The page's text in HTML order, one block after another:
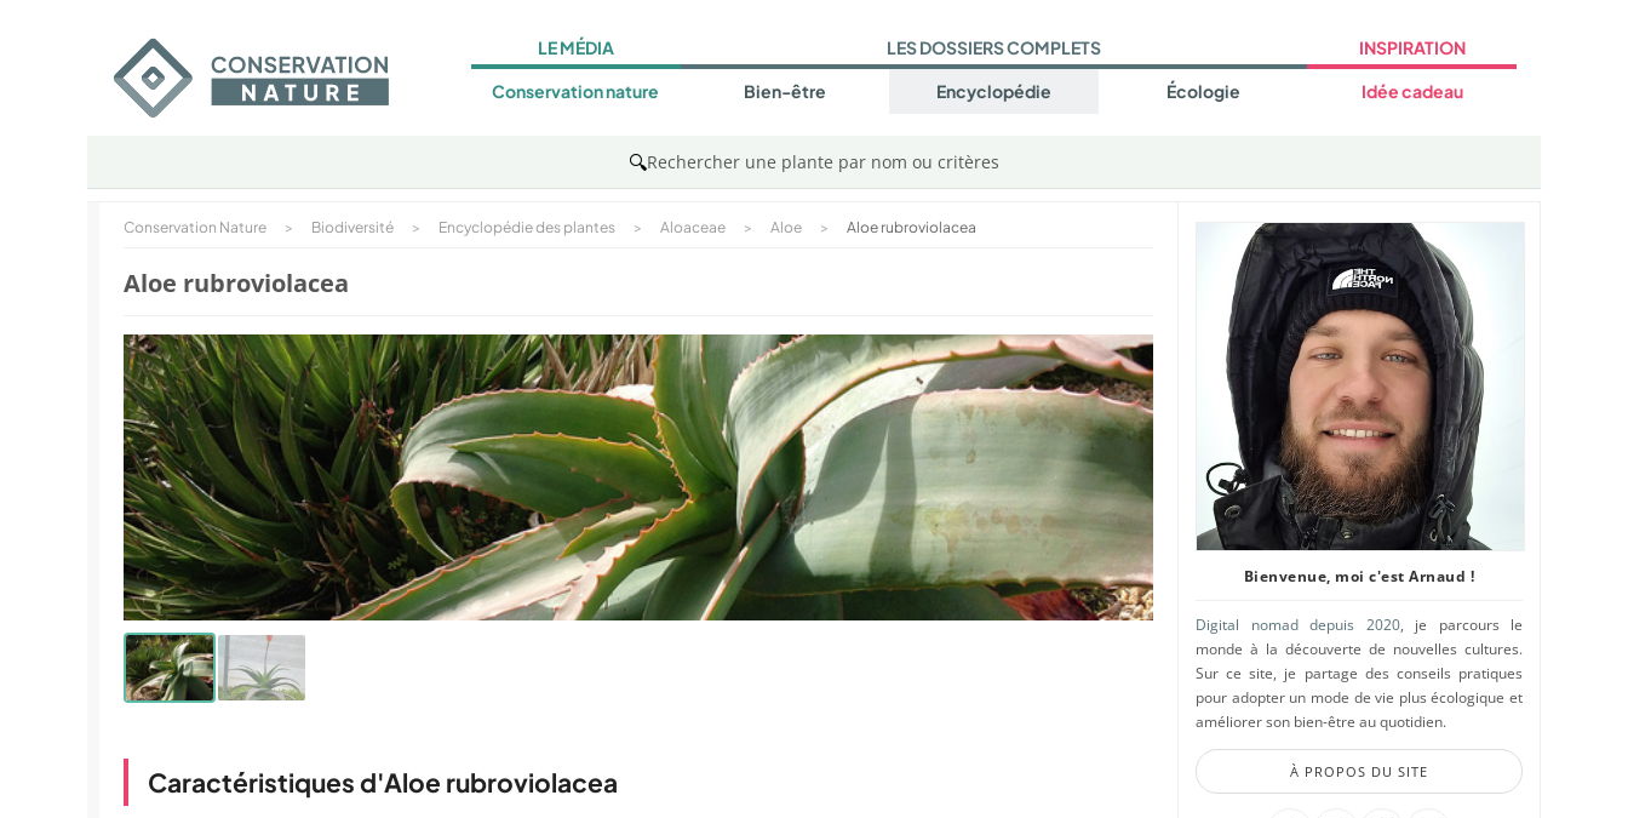
LE MÉDIA
Conservation nature
LES DOSSIERS COMPLETS
Bien-être Encyclopédie Écologie
INSPIRATION
Idée cadeau
🔍Rechercher une plante par nom ou critères
Conservation Nature > Biodiversité > Encyclopédie des plantes > Aloaceae > Aloe > Aloe rubroviolacea
Aloe rubroviolacea
Caractéristiques d'Aloe rubroviolacea
Bienvenue, moi c'est Arnaud !
Digital nomad depuis 2020, je parcours le
monde à la découverte de nouvelles cultures.
Sur ce site, je partage des conseils pratiques
pour adopter un mode de vie plus écologique et
améliorer son bien-être au quotidien.
À PROPOS DU SITE